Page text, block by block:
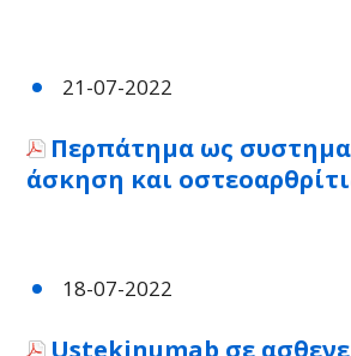
21-07-2022
Περπάτημα ως
άσκηση και
18-07-2022
Ustekinumab σε